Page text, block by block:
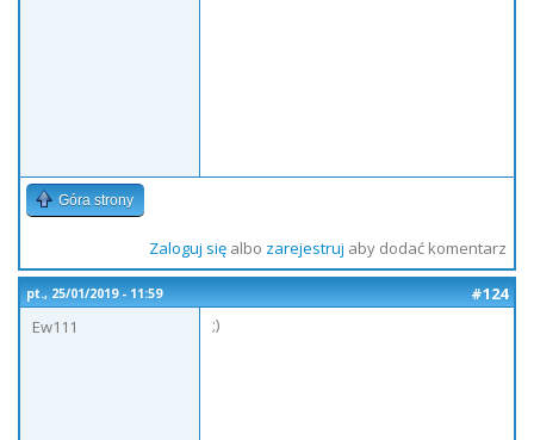
Góra strony
Zaloguj sięalbo zarejestruj aby dodać komentarz
pt., 25/01/2019 - 11:59
#124
Ew111
;)